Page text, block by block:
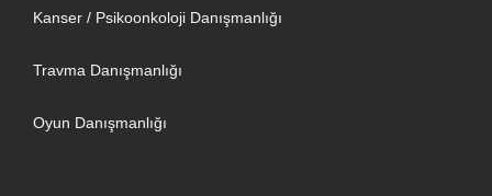
Kanser / Psikoonkoloji Danışmanlığı
Travma Danışmanlığı
Oyun Danışmanlığı